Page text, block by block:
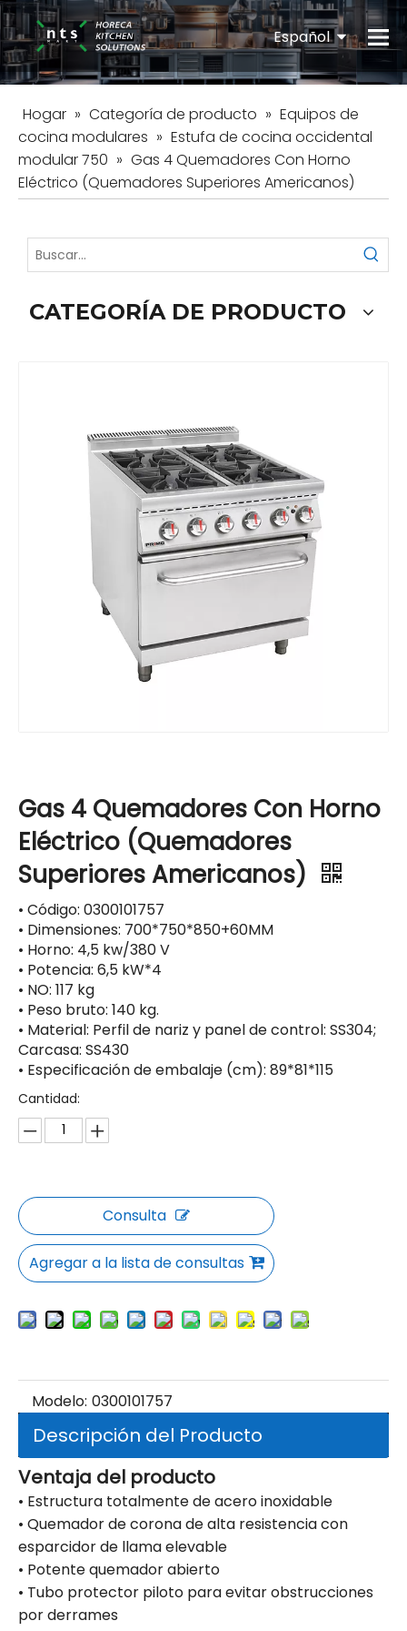
Español
English
Hogar » Categoría de producto » Equipos de
cocina modulares » Estufa de cocina occidental
modular 750 » Gas 4 Quemadores Con Horno
Eléctrico (Quemadores Superiores Americanos)
CATEGORÍA DE PRODUCTO
Gas 4 Quemadores Con Horno
Eléctrico (Quemadores
Superiores Americanos)
• Código: 0300101757
• Dimensiones: 700*750*850+60MM
• Horno: 4,5 kw/380 V
• Potencia: 6,5 kW*4
• NO: 117 kg
• Peso bruto: 140 kg.
• Material: Perfil de nariz y panel de control: SS304;
Carcasa: SS430
• Especificación de embalaje (cm): 89*81*115
Cantidad:
Consulta
Agregar a la lista de consultas
Modelo: 0300101757
Descripción del Producto
Ventaja del producto
• Estructura totalmente de acero inoxidable
• Quemador de corona de alta resistencia con
esparcidor de llama elevable
• Potente quemador abierto
• Tubo protector piloto para evitar obstrucciones
por derrames